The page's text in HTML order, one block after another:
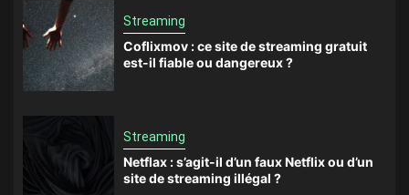
Streaming
Coflixmov : ce site de streaming gratuit
est-il fiable ou dangereux ?
Streaming
Netflax : s’agit-il d’un faux Netflix ou d’un
site de streaming illégal ?